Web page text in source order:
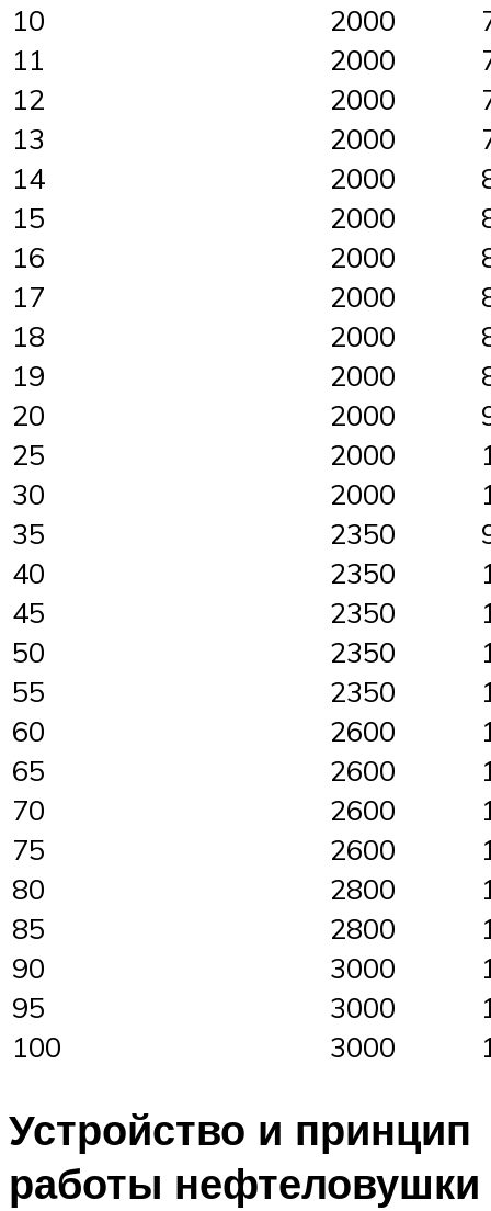
10
2000
11
2000
12
2000
13
2000
14
2000
15
2000
16
2000
17
2000
18
2000
19
2000
20
2000
25
2000
30
2000
35
2350
40
2350
45
2350
50
2350
55
2350
60
2600
65
2600
70
2600
75
2600
80
2800
85
2800
90
3000
95
3000
100
3000
Устройство и принцип
работы нефтеловушки